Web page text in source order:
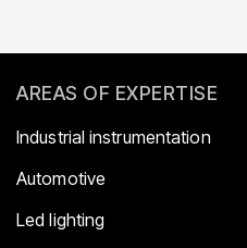
AREAS OF EXPERTISE
Industrial instrumentation
Automotive
Led lighting